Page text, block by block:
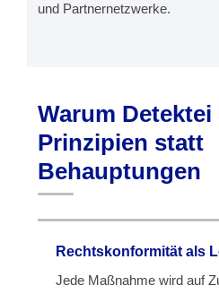
und Partnernetzwerke.
Warum
Prinzipien statt
Behauptungen
Rechtskonformität als
Jede Maßnahme wird auf